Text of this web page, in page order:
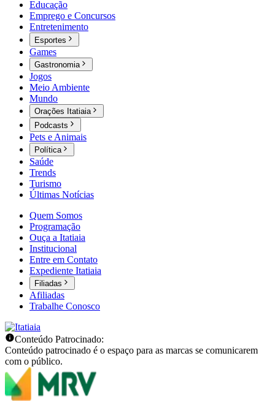
Educação
Emprego e Concursos
Entretenimento
Esportes
Games
Gastronomia
Jogos
Meio Ambiente
Mundo
Orações Itatiaia
Podcasts
Pets e Animais
Política
Saúde
Trends
Turismo
Últimas Notícias
Quem Somos
Programação
Ouça a Itatiaia
Institucional
Entre em Contato
Expediente Itatiaia
Filiadas
Afiliadas
Trabalhe Conosco
Conteúdo Patrocinado:
Conteúdo patrocinado é o espaço para as marcas se comunicarem
com o público.